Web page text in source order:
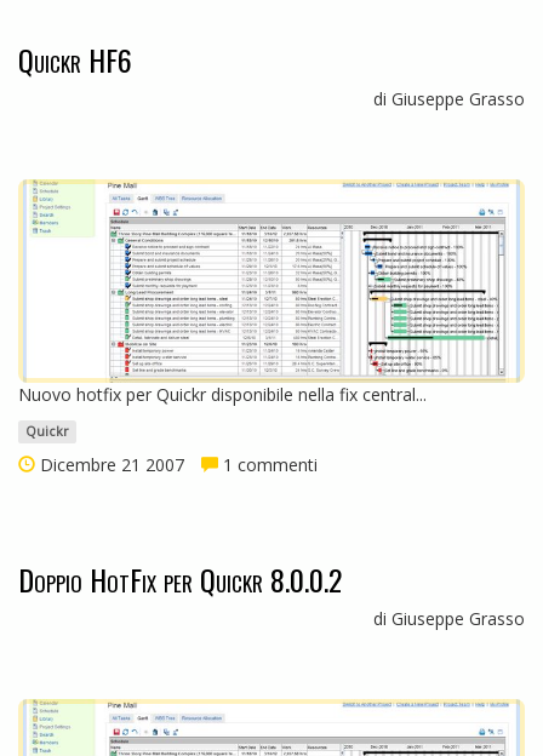
Quickr HF6
di Giuseppe Grasso
Nuovo hotfix per Quickr disponibile nella fix central...
Quickr
Dicembre 21 2007 1 commenti
Doppio HotFix per Quickr 8.0.0.2
di Giuseppe Grasso